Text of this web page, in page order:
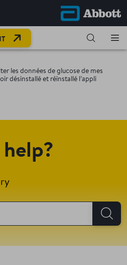
OPEN LINK IN NEW TAB
les données de glucose de mes
désinstallé et réinstallé l’appli